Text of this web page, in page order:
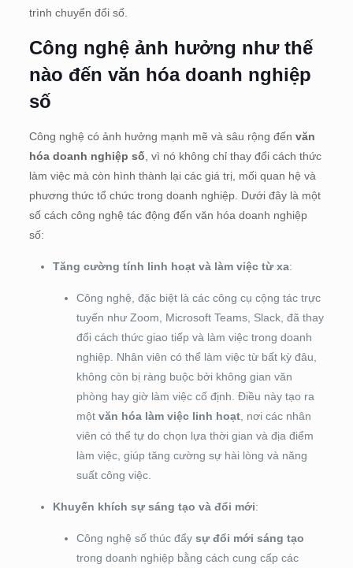
trình chuyển đổi số.
Công nghệ ảnh hưởng như thế
nào đến văn hóa doanh nghiệp
số
Công nghệ có ảnh hưởng mạnh mẽ và sâu rộng đến văn
hóa doanh nghiệp số , vì nó không chỉ thay đổi cách thức
làm việc mà còn hình thành lại các giá trị, mối quan hệ và
phương thức tổ chức trong doanh nghiệp. Dưới đây là một
số cách công nghệ tác động đến văn hóa doanh nghiệp
số:
Tăng cường tính linh hoạt và làm việc từ xa:
Công nghệ, đặc biệt là các công cụ cộng tác trực
tuyến như Zoom, Microsoft Teams, Slack, đã thay
đổi cách thức giao tiếp và làm việc trong doanh
nghiệp. Nhân viên có thể làm việc từ bất kỳ đâu,
không còn bị ràng buộc bởi không gian văn
phòng hay giờ làm việc cố định. Điều này tạo ra
một văn hóa làm việc linh hoạt, nơi các nhân
viên có thể tự do chọn lựa thời gian và địa điểm
làm việc, giúp tăng cường sự hài lòng và năng
suất công việc.
Khuyến khích sự sáng tạo và đổi mới:
Công nghệ số thúc đẩy sự đổi mới sáng tạo
trong doanh nghiệp bằng cách cung cấp các